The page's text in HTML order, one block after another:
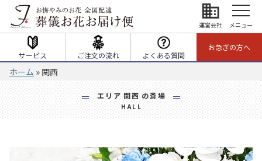
business
運営会社 メニュー
サービス ご注文の流れ よくある質問
お急ぎの方へ
ホーム » 関西
エリア 関西 の斎場
HALL